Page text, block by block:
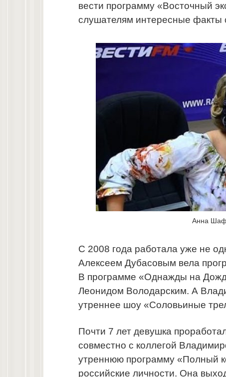
вести программу «Восточный
слушателям интересные факты
Анна
С 2008 года работала уже не
Алексеем Дубасовым вела
В программе «Однажды на
Леонидом Володарским. А
утреннее шоу «Соловьиные
Почти 7 лет девушка
совместно с коллегой
утреннюю программу «Полный
российские личности. Она